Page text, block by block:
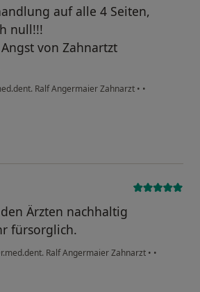
auf alle 4 Seiten,
null!!!
von Zahnartzt
Ralf Angermaier Zahnarzt • •
Ärzten nachhaltig
fürsorglich.
Ralf Angermaier Zahnarzt • •